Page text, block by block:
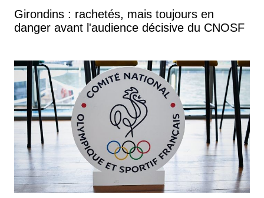
Girondins : rachetés, mais toujours en
danger avant l'audience décisive du CNOSF